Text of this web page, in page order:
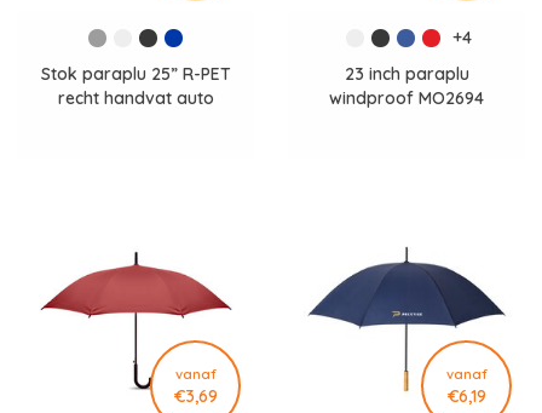
Stok paraplu 25” R-PET
recht handvat auto
+4
23 inch paraplu
windproof MO2694
vanaf
€3,69
vanaf
€6,19